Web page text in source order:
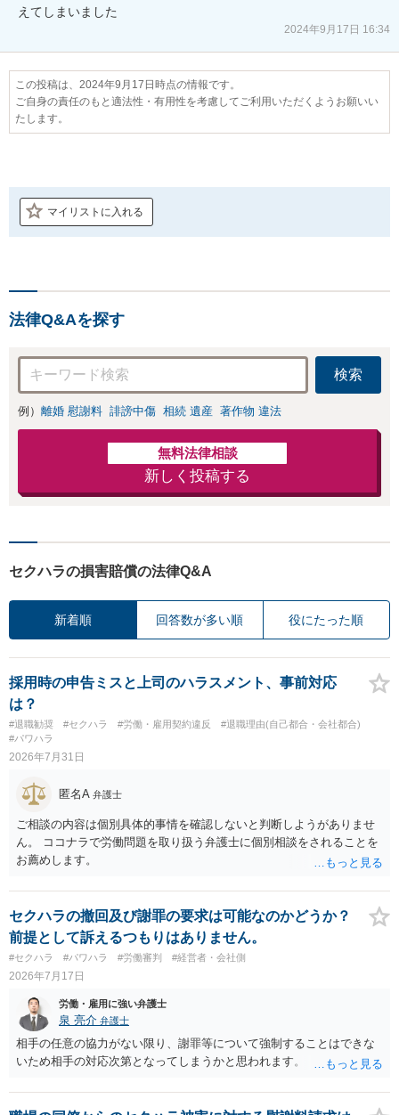
えてしまいました
2024年9月17日 16:34
この投稿は、2024年9月17日時点の情報です。
ご自身の責任のもと適法性・有用性を考慮してご利用いただくようお願いい
たします。
マイリストに入れる
法律Q&Aを探す
検索
例） 離婚 慰謝料 誹謗中傷 相続 遺産 著作物 違法
無料法律相談
新しく投稿する
セクハラの損害賠償の法律Q&A
新着順 回答数が多い順 役にたった順
採用時の申告ミスと上司のハラスメント、事前対応
は？
#退職勧奨 #セクハラ #労働・雇用契約違反
#退職理由(自己都合・会社都合)
#パワハラ
2026年7月31日
匿名A 弁護士
ご相談の内容は個別具体的事情を確認しないと判断しようがありませ
ん。 ココナラで労働問題を取り扱う弁護士に個別相談をされることを
お薦めします。
セクハラの撤回及び謝罪の要求は可能なのかどうか？
前提として訴えるつもりはありません。
#セクハラ #パワハラ #労働審判 #経営者・会社側
2026年7月17日
労働・雇用に強い弁護士
泉 亮介 弁護士
相手の任意の協力がない限り、謝罪等について強制することはできな
いため相手の対応次第となってしまうかと思われます。